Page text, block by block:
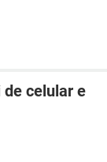
celular e